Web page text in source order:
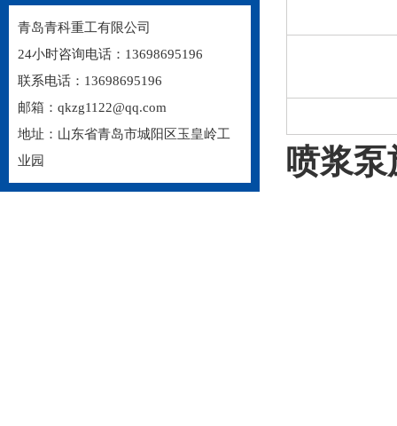
青岛青科重工有限公司
24小时咨询电话：13698695196
联系电话：13698695196
邮箱：qkzg1122@qq.com
地址：山东省青岛市城阳区玉皇岭工
业园
喷浆泵